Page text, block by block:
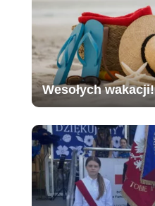
Wesołych wakacji!